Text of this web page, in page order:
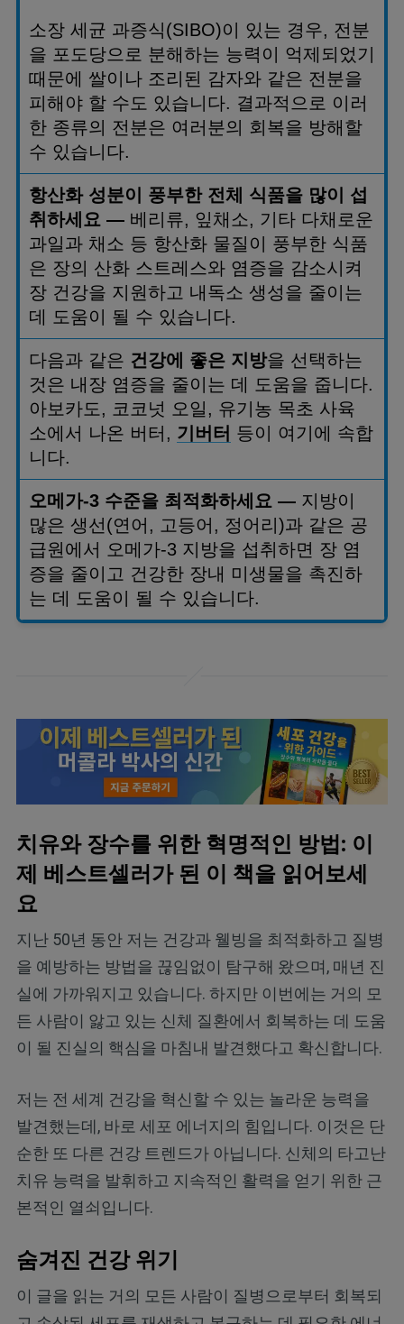
소장 세균 과증식(SIBO)이 있는 경우, 전분
을 포도당으로 분해하는 능력이 억제되었기
때문에 쌀이나 조리된 감자와 같은 전분을
피해야 할 수도 있습니다. 결과적으로 이러
한 종류의 전분은 여러분의 회복을 방해할
수 있습니다.
항산화 성분이 풍부한 전체 식품을 많이 섭
취하세요 — 베리류, 잎채소, 기타 다채로운
과일과 채소 등 항산화 물질이 풍부한 식품
은 장의 산화 스트레스와 염증을 감소시켜
장 건강을 지원하고 내독소 생성을 줄이는
데 도움이 될 수 있습니다.
다음과 같은 건강에 좋은 지방을 선택하는
것은 내장 염증을 줄이는 데 도움을 줍니다.
아보카도 , 코코넛 오일 , 유기농 목초 사육
소에서 나온 버터 , 기버터 등이 여기에 속합
니다.
오메가-3 수준을 최적화하세요 — 지방이
많은 생선(연어 , 고등어 , 정어리)과 같은 공
급원에서 오메가-3 지방을 섭취하면 장 염
증을 줄이고 건강한 장내 미생물을 촉진하
는 데 도움이 될 수 있습니다.
치유와 장수를 위한 혁명적인 방법: 이
제 베스트셀러가 된 이 책을 읽어보세
요
지난 50년 동안 저는 건강과 웰빙을 최적화하고 질병
을 예방하는 방법을 끊임없이 탐구해 왔으며, 매년 진
실에 가까워지고 있습니다. 하지만 이번에는 거의 모
든 사람이 앓고 있는 신체 질환에서 회복하는 데 도움
이 될 진실의 핵심을 마침내 발견했다고 확신합니다.
저는 전 세계 건강을 혁신할 수 있는 놀라운 능력을
발견했는데, 바로 세포 에너지의 힘입니다. 이것은 단
순한 또 다른 건강 트렌드가 아닙니다. 신체의 타고난
치유 능력을 발휘하고 지속적인 활력을 얻기 위한 근
본적인 열쇠입니다.
숨겨진 건강 위기
이 글을 읽는 거의 모든 사람이 질병으로부터 회복되